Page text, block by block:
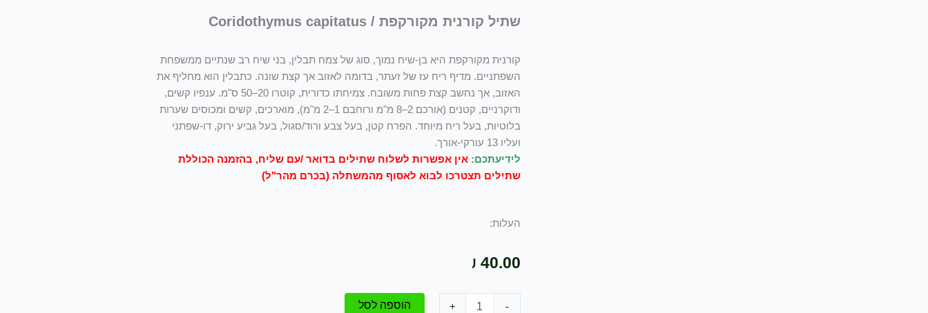
שתיל קורנית מקורקפת / Coridothymus capitatus
קורנית מקורקפת היא בן-שיח נמוך, סוג של צמח תבלין, בני שיח רב שנתיים ממשפחת
השפתניים. מדיף ריח עז של זעתר, בדומה לאזוב אך קצת שונה. כתבלין הוא מחליף את
האזוב, אך נחשב קצת פחות משובח. צמיחתו כדורית, קוטרו 20–50 ס"מ. ענפיו קשים,
ודוקרניים, קטנים (אורכם 2–8 מ"מ ורוחבם 1–2 מ"מ), מוארכים, קשים ומכוסים שערות
בלוטיות, בעל ריח מיוחד. הפרח קטן, בעל צבע ורוד/סגול, בעל גביע ירוק, דו-שפתני
ועליו 13 עורקי-אורך.
לידיעתכם: אין אפשרות לשלוח שתילים בדואר /עם שליח, בהזמנה הכוללת
שתילים תצטרכו לבוא לאסוף מהמשתלה (בכרם מהר"ל)
העלות:
₪ 40.00
-
+ הוספה לסל